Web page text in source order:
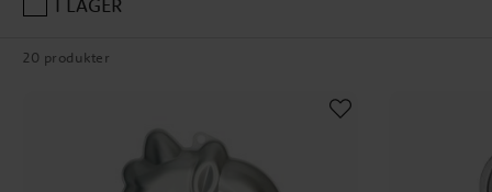
Alla våra formar kommer
fall är tårtformarna
20 produkter